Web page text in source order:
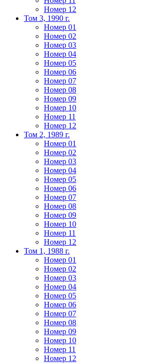
Номер 12
Том 3, 1990 г.
Номер 01
Номер 02
Номер 03
Номер 04
Номер 05
Номер 06
Номер 07
Номер 08
Номер 09
Номер 10
Номер 11
Номер 12
Том 2, 1989 г.
Номер 01
Номер 02
Номер 03
Номер 04
Номер 05
Номер 06
Номер 07
Номер 08
Номер 09
Номер 10
Номер 11
Номер 12
Том 1, 1988 г.
Номер 01
Номер 02
Номер 03
Номер 04
Номер 05
Номер 06
Номер 07
Номер 08
Номер 09
Номер 10
Номер 11
Номер 12